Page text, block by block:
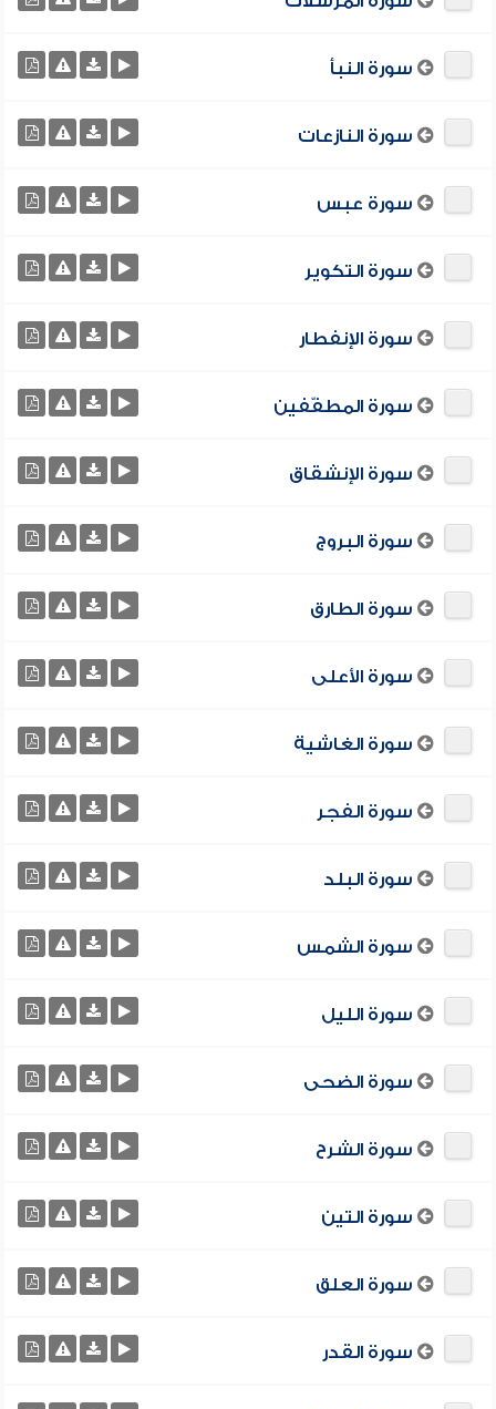
سورة النبأ
سورة النازعات
سورة عبس
سورة التكوير
سورة الإنفطار
سورة المطفّفين
سورة الإنشقاق
سورة البروج
سورة الطارق
سورة الأعلى
سورة الغاشية
سورة الفجر
سورة البلد
سورة الشمس
سورة الليل
سورة الضحى
سورة الشرح
سورة التين
سورة العلق
سورة القدر